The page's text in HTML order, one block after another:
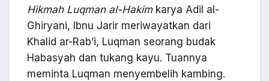
Hikmah Luqman al-Hakimkarya Adil al-
Ghiryani, Ibnu Jarir meriwayatkan dari
Khalid ar-Rab’i, Luqman seorang budak
Habasyah dan tukang kayu. Tuannya
meminta Luqman menyembelih kambing.